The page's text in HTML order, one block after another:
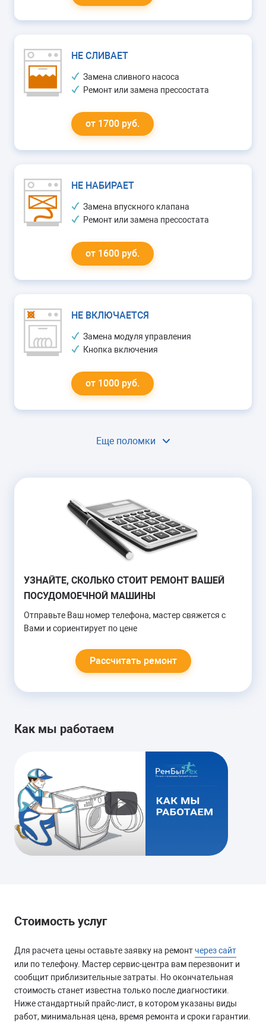
НЕ СЛИВАЕТ
Замена сливного насоса
Ремонт или замена прессостата
от 1700 руб.
НЕ НАБИРАЕТ
Замена впускного клапана
Ремонт или замена прессостата
от 1600 руб.
НЕ ВКЛЮЧАЕТСЯ
Замена модуля управления
Кнопка включения
от 1000 руб.
ГОРИТ ОШИБКА
Замена сливного насоса
от 1000 руб.
ПЛОХО МОЕТ
Замена разбрызгивателя
Замена термодатчика
ТЕЧЕТ
Замена уплотнителя дверцы
МИГАЮТ ИНДИКАТОРЫ
Замена модуля управления
Замена сливного насоса
Еще поломки
УЗНАЙТЕ, СКОЛЬКО СТОИТ РЕМОНТ ВАШЕЙ
ПОСУДОМОЕЧНОЙ МАШИНЫ
Отправьте Ваш номер телефона, мастер свяжется с
Вами и сориентирует по цене
Рассчитать ремонт
Как мы работаем
Стоимость услуг
Для расчета цены оставьте заявку на ремонтчерез сайт
или по телефону. Мастер сервис-центра вам перезвонит и
сообщит приблизительные затраты. Но окончательная
стоимость станет известна только после диагностики.
Ниже стандартный прайс-лист, в котором указаны виды
работ, минимальная цена, время ремонта и сроки гарантии.